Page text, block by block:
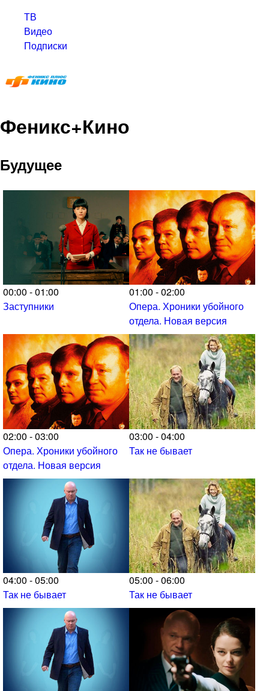
ТВ
Видео
Подписки
Феникс+Кино
Будущее
00:00 - 01:00
Заступники
01:00 - 02:00
Опера. Хроники убойного
отдела. Новая версия
02:00 - 03:00
Опера. Хроники убойного
отдела. Новая версия
03:00 - 04:00
Так не бывает
04:00 - 05:00
Так не бывает
05:00 - 06:00
Так не бывает